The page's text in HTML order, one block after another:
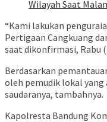
Wilayah Saat
“Kami lakukan
Pertigaan Cangkuang
saat dikonfirmasi, Rabu
Berdasarkan
oleh pemudik lokal
saudaranya, tambahnya.
Kapolresta Bandung